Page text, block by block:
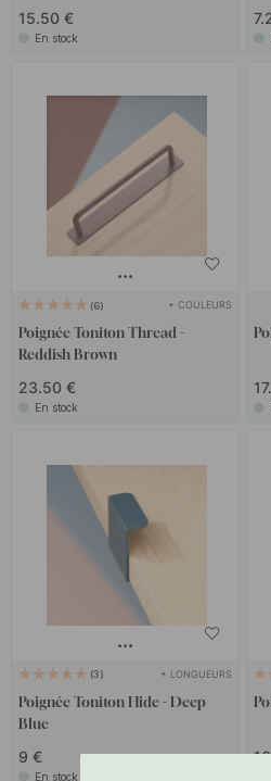
15.50 €
En stock
6 + COULEURS
Poignée Toniton Thread -
Reddish Brown
23.50 €
En stock
3 + LONGUEURS
Poignée Toniton Hide - Deep
Blue
9 €
En stock